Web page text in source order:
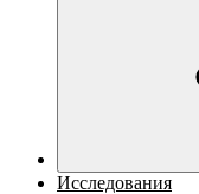
Исследования